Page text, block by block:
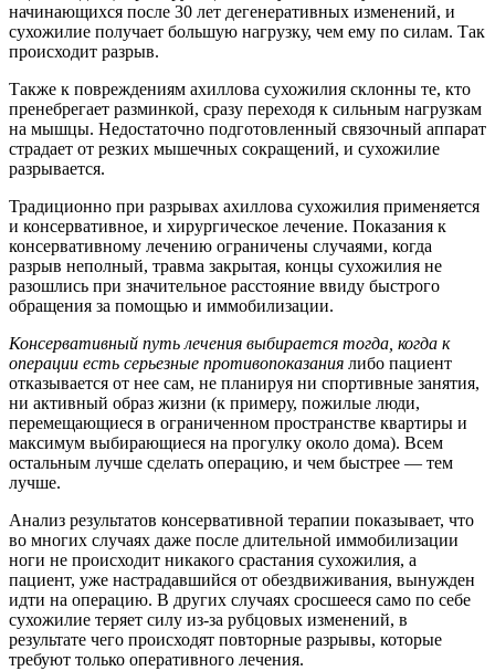
начинающихся после 30 лет дегенеративных изменений, и
сухожилие получает большую нагрузку, чем ему по силам. Так
происходит разрыв.
Также к повреждениям ахиллова сухожилия склонны те, кто
пренебрегает разминкой, сразу переходя к сильным нагрузкам
на мышцы. Недостаточно подготовленный связочный аппарат
страдает от резких мышечных сокращений, и сухожилие
разрывается.
Традиционно при разрывах ахиллова сухожилия применяется
и консервативное, и хирургическое лечение. Показания к
консервативному лечению ограничены случаями, когда
разрыв неполный, травма закрытая, концы сухожилия не
разошлись при значительное расстояние ввиду быстрого
обращения за помощью и иммобилизации.
Консервативный путь лечения выбирается тогда, когда к
операции есть серьезные противопоказания либо пациент
отказывается от нее сам, не планируя ни спортивные занятия,
ни активный образ жизни (к примеру, пожилые люди,
перемещающиеся в ограниченном пространстве квартиры и
максимум выбирающиеся на прогулку около дома). Всем
остальным лучше сделать операцию, и чем быстрее — тем
лучше.
Анализ результатов консервативной терапии показывает, что
во многих случаях даже после длительной иммобилизации
ноги не происходит никакого срастания сухожилия, а
пациент, уже настрадавшийся от обездвиживания, вынужден
идти на операцию. В других случаях сросшееся само по себе
сухожилие теряет силу из-за рубцовых изменений, в
результате чего происходят повторные разрывы, которые
требуют только оперативного лечения.